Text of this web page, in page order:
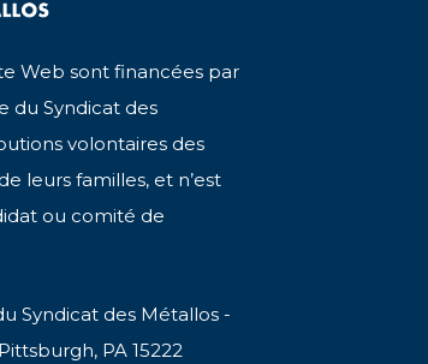
Web sont financées par
du Syndicat des
volontaires des
leurs familles, et n’est
ou comité de
Syndicat des Métallos -
PA 15222